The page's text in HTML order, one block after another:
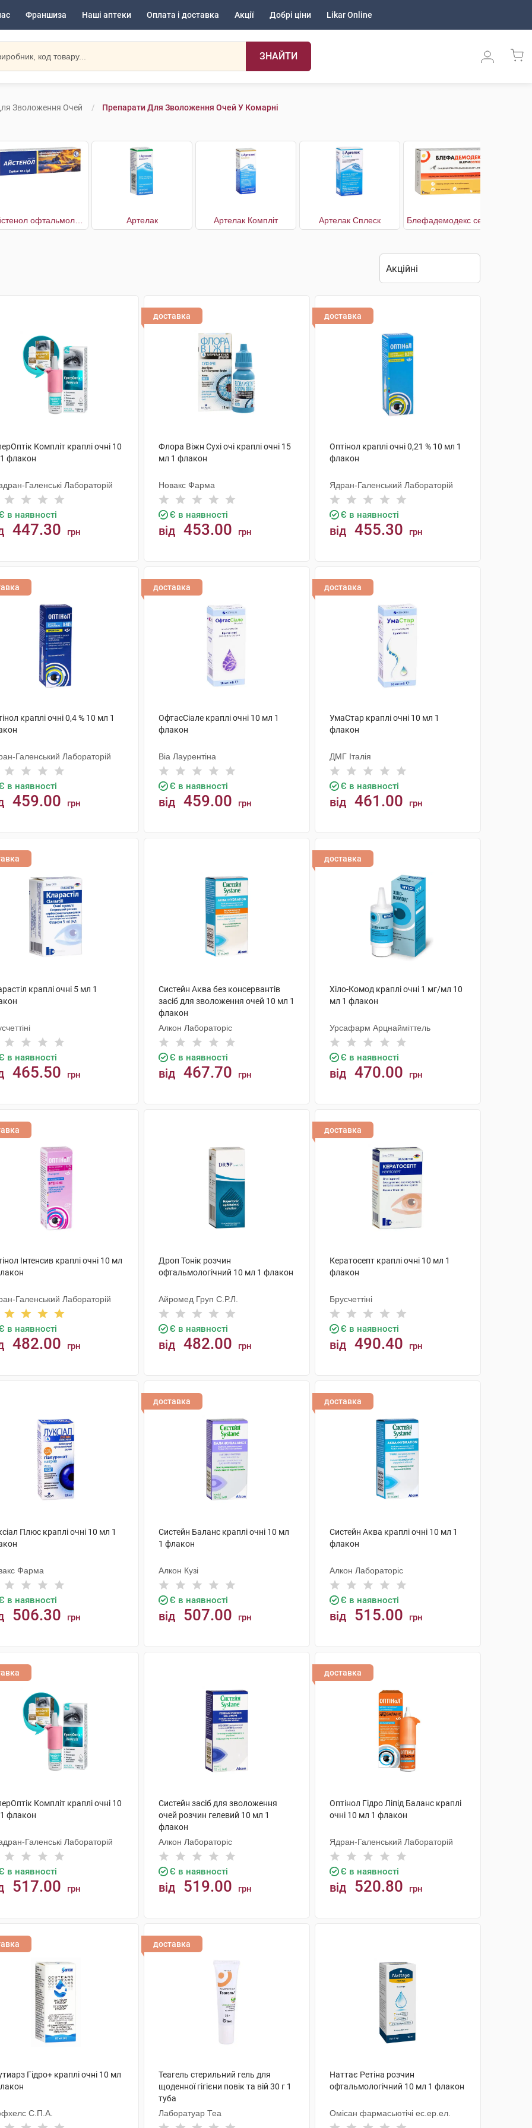
Франшиза Наші аптеки Оплата і доставка Акції Добрі ціни Likar Online
ЗНАЙТИ
Зволоження Очей Препарати Для Зволоження Очей У Комарні
Артелак Артелак Компліт Артелак Сплеск
Компліт краплі очні 10
флакон
Галенські Лабораторій
в наявності
447.30 грн
доставка
Флора Віжн Сухі очі краплі очні 15
мл 1 флакон
Новакс Фарма
Є в наявності
від 453.00 грн
доставка
Оптінол краплі очні 0,21 % 10 мл 1
флакон
Ядран-Галенський Лабораторій
Є в наявності
від 455.30 грн
краплі очні 0,4 % 10 мл 1
Галенський Лабораторій
в наявності
459.00 грн
доставка
ОфтасСіале краплі очні 10 мл 1
флакон
Віа Лаурентіна
Є в наявності
від 459.00 грн
доставка
УмаСтар краплі очні 10 мл 1
флакон
ДМГ Італія
Є в наявності
від 461.00 грн
краплі очні 5 мл 1
в наявності
465.50 грн
Систейн Аква без консервантів
засіб для зволоження очей 10 мл 1
флакон
Алкон Лабораторіс
Є в наявності
від 467.70 грн
доставка
Хіло-Комод краплі очні 1 мг/мл 10
мл 1 флакон
Урсафарм Арцнайміттель
Є в наявності
від 470.00 грн
Інтенсив краплі очні 10 мл
Галенський Лабораторій
в наявності
482.00 грн
Дроп Тонік розчин
офтальмологічний 10 мл 1 флакон
Айромед Груп С.Р.Л.
Є в наявності
від 482.00 грн
доставка
Кератосепт краплі очні 10 мл 1
флакон
Брусчеттіні
Є в наявності
від 490.40 грн
Плюс краплі очні 10 мл 1
Фарма
в наявності
506.30 грн
доставка
Систейн Баланс краплі очні 10 мл
1 флакон
Алкон Кузі
Є в наявності
від 507.00 грн
доставка
Систейн Аква краплі очні 10 мл 1
флакон
Алкон Лабораторіс
Є в наявності
від 515.00 грн
Компліт краплі очні 10
флакон
Галенські Лабораторій
в наявності
517.00 грн
Систейн засіб для зволоження
очей розчин гелевий 10 мл 1
флакон
Алкон Лабораторіс
Є в наявності
від 519.00 грн
доставка
Оптінол Гідро Ліпід Баланс краплі
очні 10 мл 1 флакон
Ядран-Галенський Лабораторій
Є в наявності
від 520.80 грн
Гідро+ краплі очні 10 мл
С.П.А.
доставка
Теагель стерильний гель для
щоденної гігієни повік та вій 30 г 1
туба
Лаборатуар Теа
Наттає Ретіна розчин
офтальмологічний 10 мл 1 флакон
Омісан фармасьютічі ес.ер.ел.